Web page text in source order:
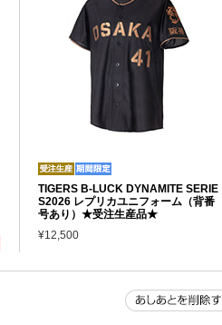
TIGERS B-LUCK DYNAMITE SERIE
S2026 レプリカユニフォーム（背番
号あり）★受注生産品★
¥12,500